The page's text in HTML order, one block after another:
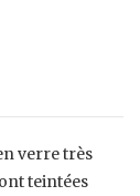
verre très
teintées